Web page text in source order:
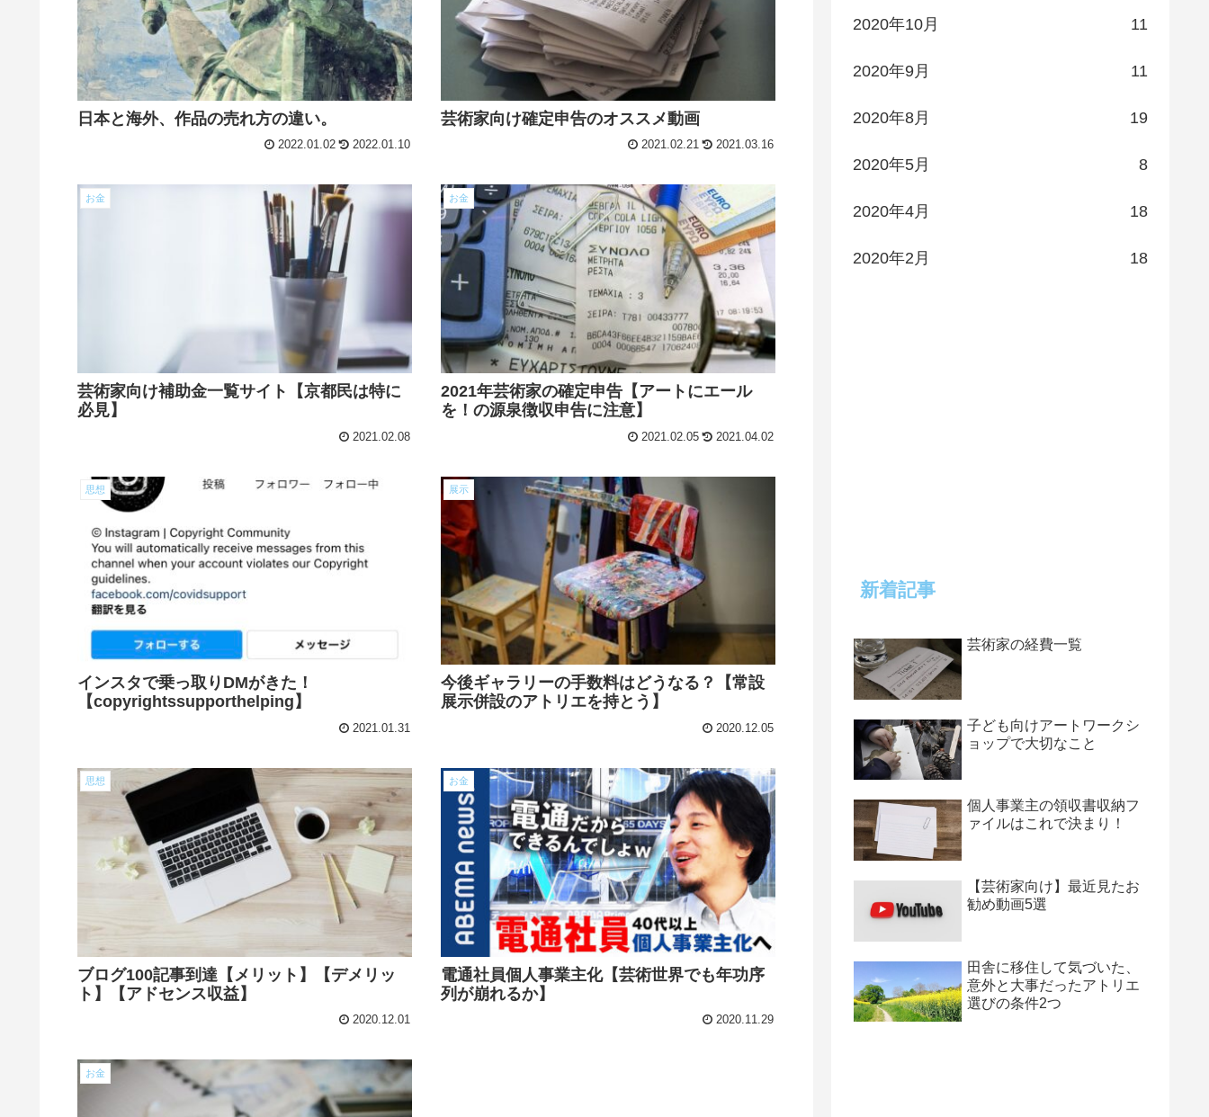
日本と海外、作品の売れ方の違い。
2022.01.02 2022.01.10
芸術家向け確定申告のオススメ動画
2021.02.21 2021.03.16
お金
芸術家向け補助金一覧サイト【京都民は特に
必見】
2021.02.08
お金
2021年芸術家の確定申告【アートにエール
を！の源泉徴収申告に注意】
2021.02.05 2021.04.02
思想
インスタで乗っ取りDMがきた！
【copyrightssupporthelping】
2021.01.31
展示
今後ギャラリーの手数料はどうなる？【常設
展示併設のアトリエを持とう】
2020.12.05
思想
ブログ100記事到達【メリット】【デメリッ
ト】【アドセンス収益】
2020.12.01
お金
電通社員個人事業主化【芸術世界でも年功序
列が崩れるか】
2020.11.29
お金
2020年10月 11
2020年9月 11
2020年8月 19
2020年5月 8
2020年4月 18
2020年2月 18
新着記事
芸術家の経費一覧
子ども向けアートワークシ
ョップで大切なこと
個人事業主の領収書収納フ
ァイルはこれで決まり！
【芸術家向け】最近見たお
勧め動画5選
田舎に移住して気づいた、
意外と大事だったアトリエ
選びの条件2つ